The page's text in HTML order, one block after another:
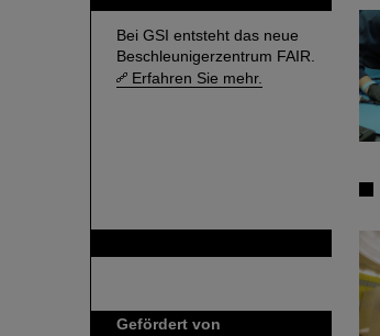
Bei GSI entsteht das neue
Beschleunigerzentrum FAIR.
Erfahren Sie mehr.
Gefördert von